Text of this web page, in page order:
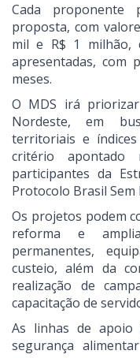
Cada proponente
proposta, com
mil e R$ 1 milhão,
apresentadas, com
meses.
O MDS irá
Nordeste, em
territoriais e
critério
participantes da
Protocolo Brasil Sem
Os projetos podem
reforma e
permanentes,
custeio, além da
realização de
capacitação de
As linhas de apoio
segurança